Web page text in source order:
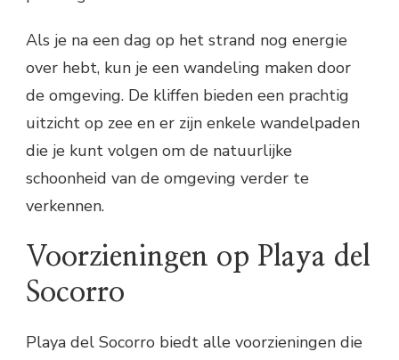
Als je na een dag op het strand nog energie
over hebt, kun je een wandeling maken door
de omgeving. De kliffen bieden een prachtig
uitzicht op zee en er zijn enkele wandelpaden
die je kunt volgen om de natuurlijke
schoonheid van de omgeving verder te
verkennen.
Voorzieningen op Playa del
Socorro
Playa del Socorro biedt alle voorzieningen die